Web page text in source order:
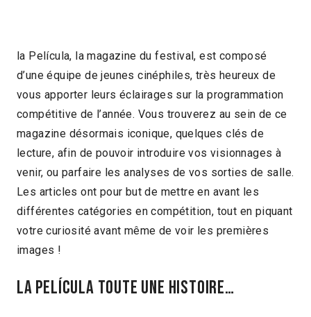
la Película, la magazine du festival, est composé
d’une équipe de jeunes cinéphiles, très heureux de
vous apporter leurs éclairages sur la programmation
compétitive de l’année. Vous trouverez au sein de ce
magazine désormais iconique, quelques clés de
lecture, afin de pouvoir introduire vos visionnages à
venir, ou parfaire les analyses de vos sorties de salle.
Les articles ont pour but de mettre en avant les
différentes catégories en compétition, tout en piquant
votre curiosité avant même de voir les premières
images !
La Película toute une histoire…